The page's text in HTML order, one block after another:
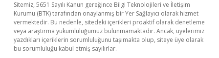
Sitemiz, 5651 Sayılı Kanun gereğince Bilgi Teknolojileri ve İletişim
Kurumu (BTK) tarafından onaylanmış bir Yer Sağlayıcı olarak hizmet
vermektedir. Bu nedenle, sitedeki içerikleri proaktif olarak denetleme
veya araştırma yükümlülüğümüz bulunmamaktadır. Ancak, üyelerimiz
yazdıkları içeriklerin sorumluluğunu taşımakta olup, siteye üye olarak
bu sorumluluğu kabul etmiş sayılırlar.